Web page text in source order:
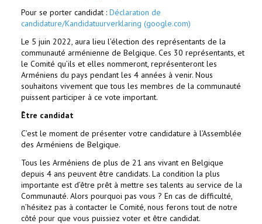
Pour se porter candidat : Déclaration de
candidature/Kandidatuurverklaring (google.com)
Le 5 juin 2022, aura lieu l’élection des représentants de la
communauté arménienne de Belgique. Ces 30 représentants, et
le Comité qu’ils et elles nommeront, représenteront les
Arméniens du pays pendant les 4 années à venir. Nous
souhaitons vivement que tous les membres de la communauté
puissent participer à ce vote important.
Être candidat
C’est le moment de présenter votre candidature à l’Assemblée
des Arméniens de Belgique.
Tous les Arméniens de plus de 21 ans vivant en Belgique
depuis 4 ans peuvent être candidats. La condition la plus
importante est d’être prêt à mettre ses talents au service de la
Communauté. Alors pourquoi pas vous ? En cas de difficulté,
n’hésitez pas à contacter le Comité, nous ferons tout de notre
côté pour que vous puissiez voter et être candidat.